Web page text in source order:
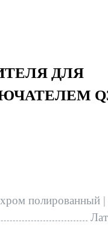
ДЛЯ
полированный